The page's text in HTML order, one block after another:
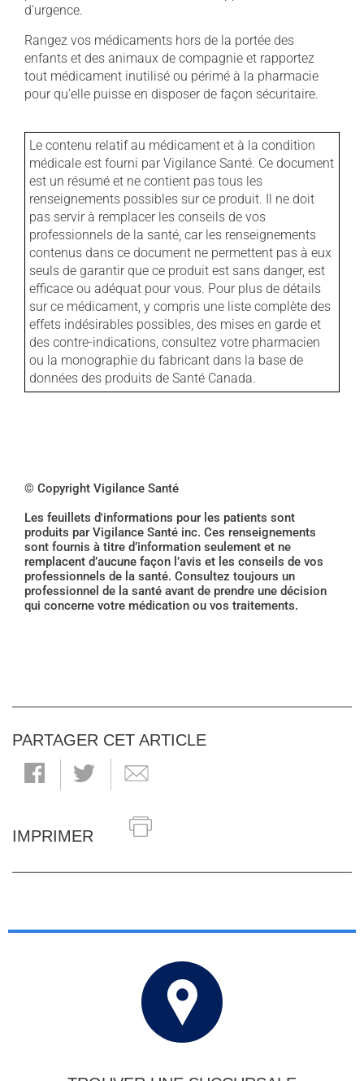
d'urgence.
Rangez vos médicaments hors de la portée des
enfants et des animaux de compagnie et rapportez
tout médicament inutilisé ou périmé à la pharmacie
pour qu'elle puisse en disposer de façon sécuritaire.
Le contenu relatif au médicament et à la condition
médicale est fourni par Vigilance Santé. Ce document
est un résumé et ne contient pas tous les
renseignements possibles sur ce produit. Il ne doit
pas servir à remplacer les conseils de vos
professionnels de la santé, car les renseignements
contenus dans ce document ne permettent pas à eux
seuls de garantir que ce produit est sans danger, est
efficace ou adéquat pour vous. Pour plus de détails
sur ce médicament, y compris une liste complète des
effets indésirables possibles, des mises en garde et
des contre-indications, consultez votre pharmacien
ou la monographie du fabricant dans la base de
données des produits de Santé Canada.
© Copyright Vigilance Santé
Les feuillets d'informations pour les patients sont
produits par Vigilance Santé inc. Ces renseignements
sont fournis à titre d’information seulement et ne
remplacent d’aucune façon l’avis et les conseils de vos
professionnels de la santé. Consultez toujours un
professionnel de la santé avant de prendre une décision
qui concerne votre médication ou vos traitements.
PARTAGER CET ARTICLE
IMPRIMER